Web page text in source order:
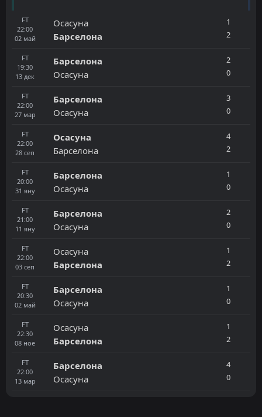
FT
22:00
02 май
Осасуна
Барселона
1
2
FT
19:30
13 дек
Барселона
Осасуна
2
0
FT
22:00
27 мар
Барселона
Осасуна
3
0
FT
22:00
28 сеп
Осасуна
Барселона
4
2
FT
20:00
31 яну
Барселона
Осасуна
1
0
FT
21:00
11 яну
Барселона
Осасуна
2
0
FT
22:00
03 сеп
Осасуна
Барселона
1
2
FT
20:30
02 май
Барселона
Осасуна
1
0
FT
22:30
08 ное
Осасуна
Барселона
1
2
FT
22:00
13 мар
Барселона
Осасуна
4
0